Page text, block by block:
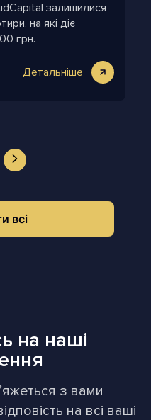
залишилися
на які діє
грн.
Детальніше
всі
на наші
з вами
на всі ваші